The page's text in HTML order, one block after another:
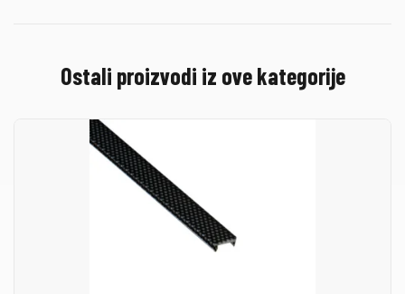
Ostali proizvodi iz ove kategorije